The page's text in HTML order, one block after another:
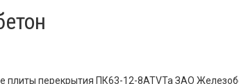
плиты перекрытия ПК63-12-8АТVТа ЗАО